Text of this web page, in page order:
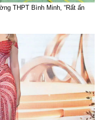
THPT Bình Minh, “Rất ấn